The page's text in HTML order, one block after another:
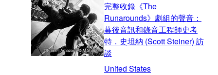
完整收錄《The
Runarounds》劇組的聲音：
幕後音訊和錄音工程師史考
特．史坦納 (Scott Steiner) 訪
談
United States